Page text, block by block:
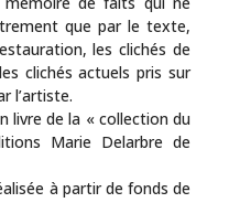
que par le texte,
les clichés de
clichés actuels pris sur
l’artiste.
livre de la « collection du
Marie Delarbre de
à partir de fonds de